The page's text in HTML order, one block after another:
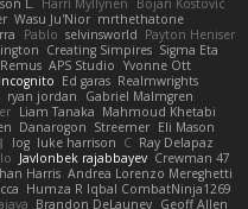
Wasu Ju'Nior mrthethatone
Pablo selvinsworld Payton Heniser
Creating Simpires Sigma Eta
APS Studio Yvonne Ott
Ed garas Realmwrights
ryan jordan
Gabriel Malmgren
Liam Tanaka Mahmoud Khetabi
Danarogon Streemer Eli Mason
log luke harrison C Ray Delapaz
Javlonbek rajabbayev Crewman 47
Harris Andrea Lorenzo Mereghetti
Humza R Iqbal CombatNinja1269
Brandon DeLauney Geoff Allen